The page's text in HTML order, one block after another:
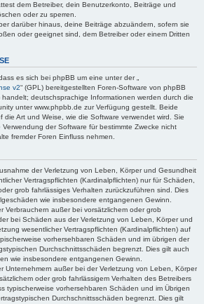
dem Betreiber, dein Benutzerkonto, Beiträge und
oder zu sperren.
darüber hinaus, deine Beiträge abzuändern, sofern sie
oder geeignet sind, dem Betreiber oder einem Dritten
es sich bei phpBB um eine unter der „
v2“ (GPL) bereitgestellten Foren-Software von phpBB
handelt; deutschsprachige Informationen werden durch die
unter www.phpbb.de zur Verfügung gestellt. Beide
die Art und Weise, wie die Software verwendet wird. Sie
der Software für bestimmte Zwecke nicht
fremder Foren Einfluss nehmen.
der Verletzung von Leben, Körper und Gesundheit
Vertragspflichten (Kardinalpflichten) nur für Schäden,
grob fahrlässiges Verhalten zurückzuführen sind. Dies
wie insbesondere entgangenen Gewinn.
Verbrauchern außer bei vorsätzlichem oder grob
bei Schäden aus der Verletzung von Leben, Körper und
wesentlicher Vertragspflichten (Kardinalpflichten) auf
vorhersehbaren Schäden und im übrigen der
Durchschnittsschäden begrenzt. Dies gilt auch
wie insbesondere entgangenen Gewinn.
Unternehmern außer bei der Verletzung von Leben, Körper
oder grob fahrlässigem Verhalten des Betreibers
typischerweise vorhersehbaren Schäden und im Übrigen
Durchschnittsschäden begrenzt. Dies gilt